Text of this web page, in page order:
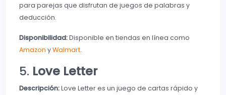
para parejas que disfrutan de juegos de palabras y
deducción.
Disponibilidad:Disponible en tiendas en línea como
Amazon yWalmart.
5. Love Letter
Descripción:Love Letter es un juego de cartas rápido y